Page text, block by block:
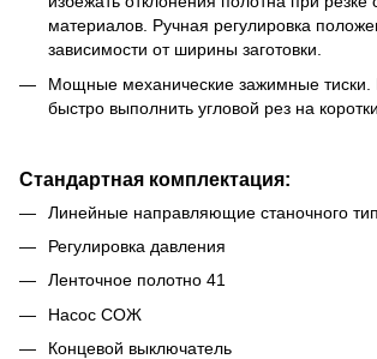
материалов. Ручная регулировка
зависимости от ширины заготовки.
Мощные механические зажимные тиски.
быстро выполнить угловой рез на
Стандартная комплектация:
Линейные направляющие станочного
Регулировка давления
Ленточное полотно 41
Насос СОЖ
Концевой выключатель